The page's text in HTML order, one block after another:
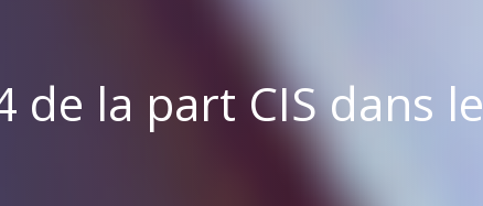
la part CIS dans le